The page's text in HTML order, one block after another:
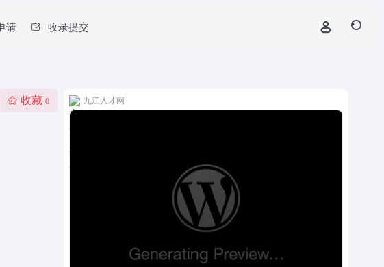
请 收录提交
收藏 0 九江人才网